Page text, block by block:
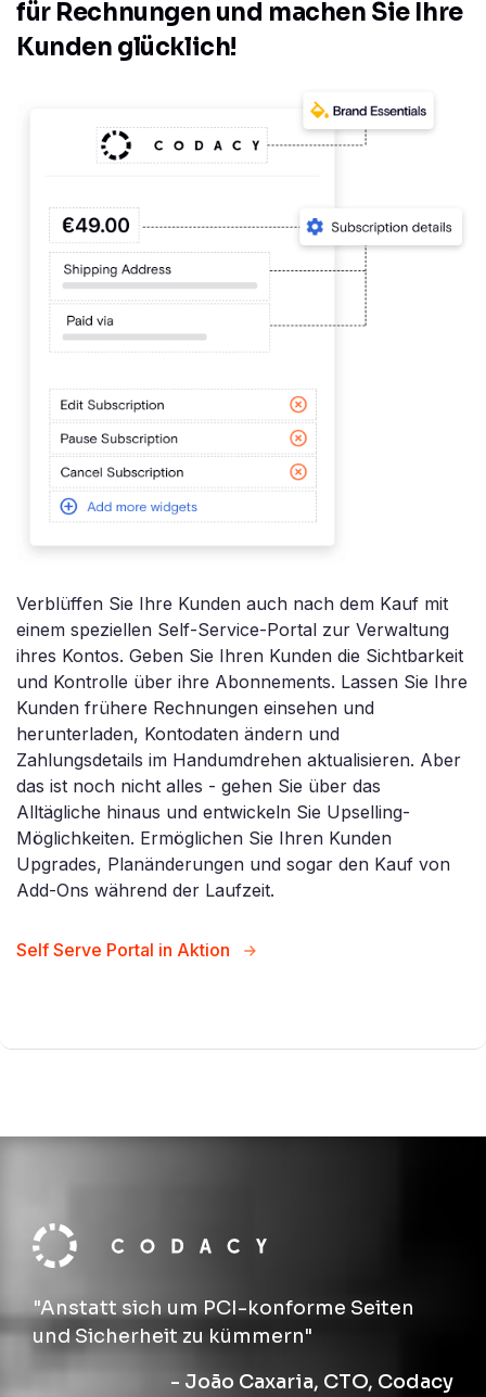
für Rechnungen und machen Sie Ihre
Kunden glücklich!
Verblüffen Sie Ihre Kunden auch nach dem Kauf mit
einem speziellen Self-Service-Portal zur Verwaltung
ihres Kontos. Geben Sie Ihren Kunden die Sichtbarkeit
und Kontrolle über ihre Abonnements. Lassen Sie Ihre
Kunden frühere Rechnungen einsehen und
herunterladen, Kontodaten ändern und
Zahlungsdetails im Handumdrehen aktualisieren. Aber
das ist noch nicht alles - gehen Sie über das
Alltägliche hinaus und entwickeln Sie Upselling-
Möglichkeiten. Ermöglichen Sie Ihren Kunden
Upgrades, Planänderungen und sogar den Kauf von
Add-Ons während der Laufzeit.
Self Serve Portal in Aktion
"Anstatt sich um PCI-konforme Seiten
und Sicherheit zu kümmern"
- João Caxaria, CTO, Codacy